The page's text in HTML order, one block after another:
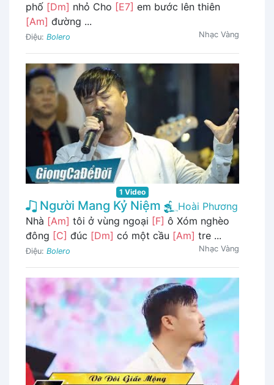
phố [Dm] nhỏ Cho [E7] em bước lên thiên
[Am] đường ...
Điệu: Bolero Nhạc Vàng
1 Video
Người Mang Kỷ Niệm
Hoài Phương
Nhà [Am] tôi ở vùng ngoại [F] ô Xóm nghèo
đông [C] đúc [Dm] có một cầu [Am] tre ...
Điệu: Bolero Nhạc Vàng